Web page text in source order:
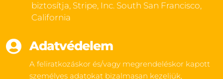
biztosítja, Stripe, Inc. South San Francisco,
California
 Adatvédelem
A feliratkozáskor és/vagy megrendeléskor kapott
személyes adatokat bizalmasan kezeljük,